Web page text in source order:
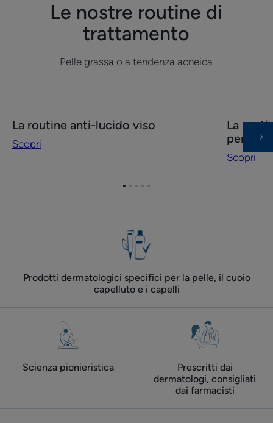
Le nostre routine di
trattamento
Pelle grassa o a tendenza acneica
La
routine
La routine anti-lucido viso
Scopri
La
routine
anti-
La
per
Scopri
VaiVaiVai
VaiVai
Prodotti dermatologici specifici per la pelle, il cuoio
capelluto e i capelli
Scienza pionieristica
Prescritti dai
dermatologi, consigliati
dai farmacisti